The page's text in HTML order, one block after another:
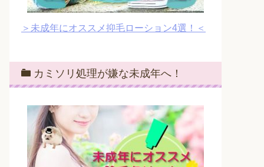
＞未成年にオススメ抑毛ローション4選！＜
カミソリ処理が嫌な未成年へ！